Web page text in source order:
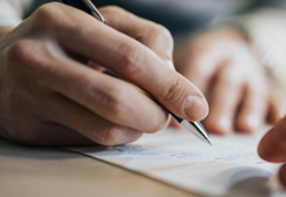
Zum Hauptinhalt springen
Zur Fußzeile springen